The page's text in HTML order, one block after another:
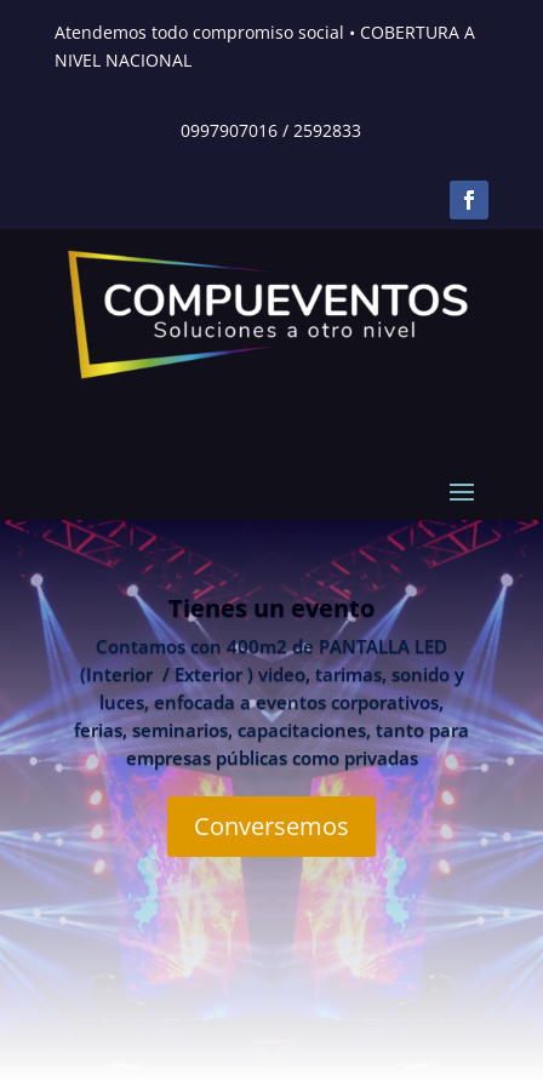
Atendemos todo compromiso social • COBERTURA A
NIVEL NACIONAL
0997907016 /2592833
Tienes un evento
Contamos con 400m2 de PANTALLA LED
(Interior / Exterior ) video, tarimas, sonido y
luces, enfocada a eventos corporativos,
ferias, seminarios, capacitaciones, tanto para
empresas públicas como privadas
Conversemos